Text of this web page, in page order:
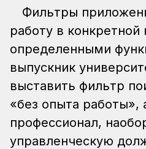
Фильтры
работу в
определенными
выпускник
выставить фильтр
«без опыта работы»,
профессионал,
управленческую